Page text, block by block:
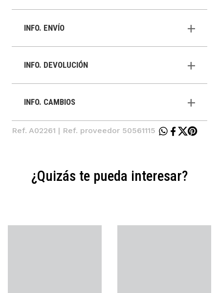
INFO. ENVÍO
INFO. DEVOLUCIÓN
INFO. CAMBIOS
Ref. A02261 | Ref. proveedor 50561115
¿Quizás te pueda interesar?